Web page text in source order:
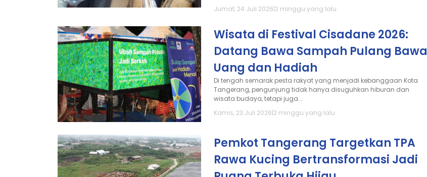
Jumat, 24 Juli 2026|2 minggu yang lalu
Wisata di Festival Cisadane 2026:
Datang Bawa Sampah Pulang Bawa
Uang dan Hadiah
Di tengah semarak pesta rakyat yang menjadi kebanggaan Kota
Tangerang, pengunjung tidak hanya disuguhkan hiburan dan
wisata budaya, tetapi juga...
Kamis, 23 Juli 2026|2 minggu yang lalu
Pemkot Tangerang Targetkan TPA
Rawa Kucing Bertransformasi Jadi